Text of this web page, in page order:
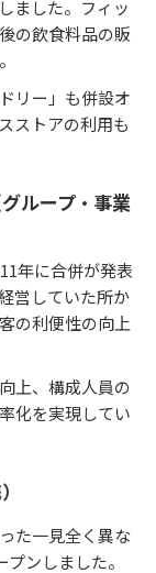
ました。フィッ
の飲食料品の販
リー」も併設オ
ストアの利用も
ループ・事業
年に合併が発表
営していた所か
の利便性の向上
上、構成人員の
化を実現してい
た一見全く異な
ンしました。